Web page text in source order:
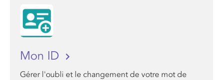
Mon ID
Gérer l'oubli et le changement de votre mot de